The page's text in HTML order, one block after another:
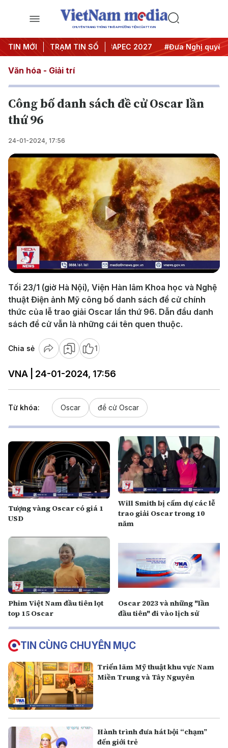
CHUYÊN TRANG THÔNG TIN ĐA PHƯƠNG TIỆN CỦA TTXVN
TIN MỚI TRẠM TIN SỐ
nghị Trung ương 3 #APEC 2027 #Đưa Nghị quyết
Văn hóa - Giải trí
Công bố danh sách đề cử Oscar lần
thứ 96
24-01-2024, 17:56
Play
Video
Tối 23/1 (giờ Hà Nội), Viện Hàn lâm Khoa học và Nghệ
thuật Điện ảnh Mỹ công bố danh sách đề cử chính
thức của lễ trao giải Oscar lần thứ 96. Dẫn đầu danh
sách đề cử vẫn là những cái tên quen thuộc.
Chia sẻ 1
VNA | 24-01-2024, 17:56
Từ khóa: Oscar đề cử Oscar
Tượng vàng Oscar có giá 1
USD
Will Smith bị cấm dự các lễ
trao giải Oscar trong 10
năm
Phim Việt Nam đầu tiên lọt
top 15 Oscar
Oscar 2023 và những "lần
đầu tiên" đi vào lịch sử
TIN CÙNG CHUYÊN MỤC
Triển lãm Mỹ thuật khu vực Nam
Miền Trung và Tây Nguyên
Hành trình đưa hát bội “chạm”
đến giới trẻ